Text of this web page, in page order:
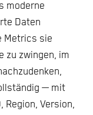
moderne
Daten
Metrics sie
zu zwingen, im
— mit
Region, Version,